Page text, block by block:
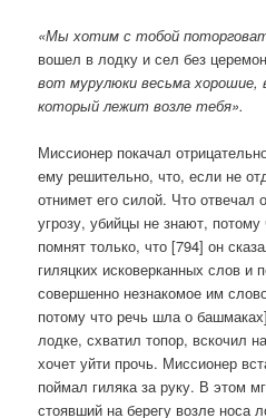
«Мы хотим с тобой
вошел в лодку и сел без
вот мурулюки весьма хорошие,
который лежит возле тебя».
Миссионер покачал
ему решительно, что, если не
отнимет его силой. Что отвечал
угрозу, убийцы не знают, потому
помнят только, что [794] он
гиляцких исковерканных слов и
совершенно незнакомое им
потому что речь шла о
лодке, схватил топор, вскочил
хочет уйти прочь. Миссионер
поймал гиляка за руку. В этом
стоявший на берегу возле носа